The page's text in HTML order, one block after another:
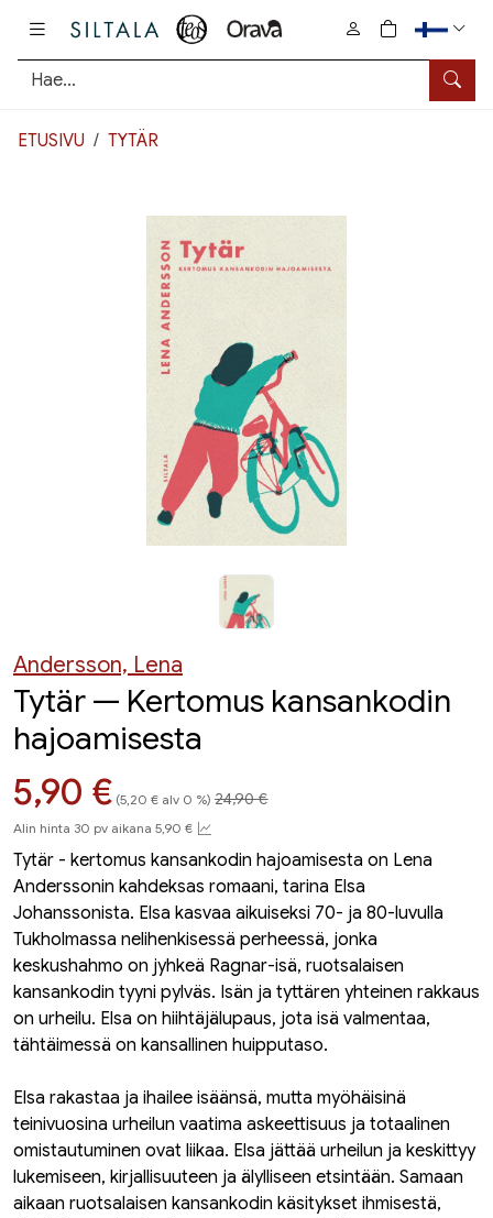
Hae
0
tuotetta
ETUSIVU TYTÄR
Andersson, Lena
Tytär — Kertomus kansankodin
hajoamisesta
Hinta nyt
5,90 € (5,20 € alv 0 %) 24,90 €
Alin hinta 30 pv aikana 5,90 €
Tytär - kertomus kansankodin hajoamisesta on Lena
Anderssonin kahdeksas romaani, tarina Elsa
Johanssonista. Elsa kasvaa aikuiseksi 70- ja 80-luvulla
Tukholmassa nelihenkisessä perheessä, jonka
keskushahmo on jyhkeä Ragnar-isä, ruotsalaisen
kansankodin tyyni pylväs. Isän ja tyttären yhteinen rakkaus
on urheilu. Elsa on hiihtäjälupaus, jota isä valmentaa,
tähtäimessä on kansallinen huipputaso.
Elsa rakastaa ja ihailee isäänsä, mutta myöhäisinä
teinivuosina urheilun vaatima askeettisuus ja totaalinen
omistautuminen ovat liikaa. Elsa jättää urheilun ja keskittyy
lukemiseen, kirjallisuuteen ja älylliseen etsintään. Samaan
aikaan ruotsalaisen kansankodin käsitykset ihmisestä,